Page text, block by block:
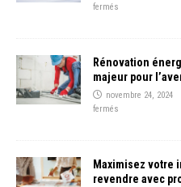
fermés
Rénovation
majeur pour
novembre 24, 2024
fermés
Maximisez votre
revendre avec